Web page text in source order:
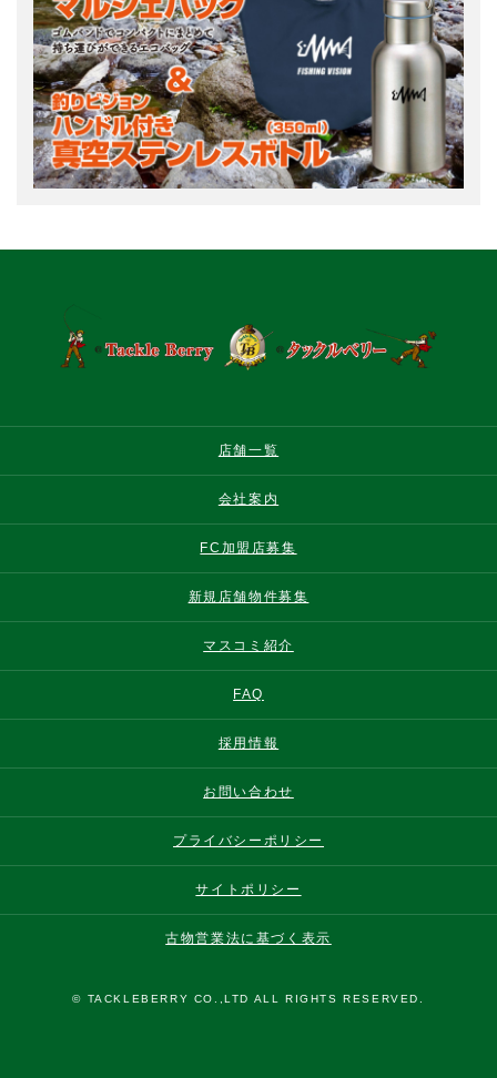
店舗一覧
会社案内
FC加盟店募集
新規店舗物件募集
マスコミ紹介
FAQ
採用情報
お問い合わせ
プライバシーポリシー
サイトポリシー
古物営業法に基づく表示
© TACKLEBERRY CO.,LTD ALL RIGHTS RESERVED.